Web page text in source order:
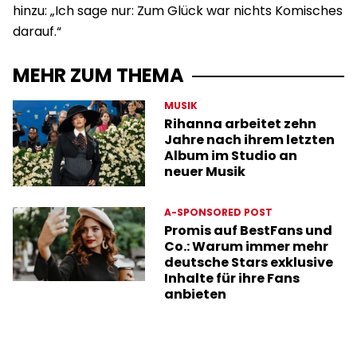
hinzu: „Ich sage nur: Zum Glück war nichts Komisches
darauf.“
MEHR ZUM THEMA
MUSIK
Rihanna arbeitet zehn
Jahre nach ihrem letzten
Album im Studio an
neuer Musik
A-SPONSORED POST
Promis auf BestFans und
Co.: Warum immer mehr
deutsche Stars exklusive
Inhalte für ihre Fans
anbieten